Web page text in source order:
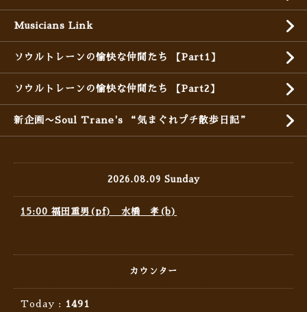
Musicians Link
ソウルトレーンの愉快な仲間たち 【Part1】
ソウルトレーンの愉快な仲間たち 【Part2】
新企画〜Soul Trane's “気まぐれプチ散歩日記”
2026.08.09 Sunday
15:00 福田重男(pf) 水橋 孝(b)
カウンター
Today : 1491